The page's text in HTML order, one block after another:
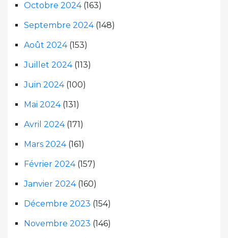
Octobre 2024(163)
Septembre 2024(148)
Août 2024(153)
Juillet 2024(113)
Juin 2024(100)
Mai 2024(131)
Avril 2024(171)
Mars 2024(161)
Février 2024(157)
Janvier 2024(160)
Décembre 2023 (154)
Novembre 2023 (146)